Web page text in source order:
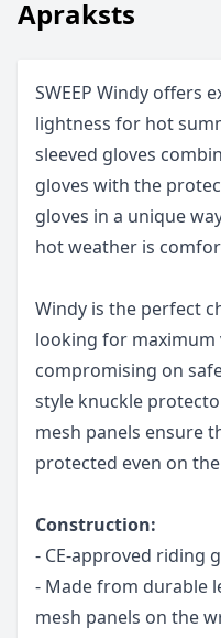
Apraksts
SWEEP Windy offers
lightness for hot
sleeved gloves
gloves with the
gloves in a unique
hot weather is
Windy is the perfect
looking for
compromising on
style knuckle
mesh panels ensure
protected even on
Construction:
- CE-approved riding
- Made from durable
mesh panels on the